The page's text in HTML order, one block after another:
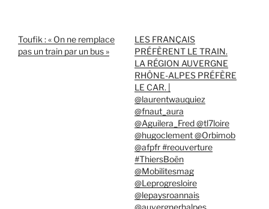
Toufik : « On ne remplace
pas un train par un bus »
LES FRANÇAIS
PRÉFÈRENT LE TRAIN.
LA RÉGION AUVERGNE
RHÔNE-ALPES PRÉFÈRE
LE CAR. |
@laurentwauquiez
@fnaut_aura
@Aguilera_Fred @tl7loire
@hugoclement @Orbimob
@afpfr #reouverture
#ThiersBoën
@Mobilitesmag
@Leprogresloire
@lepaysroannais